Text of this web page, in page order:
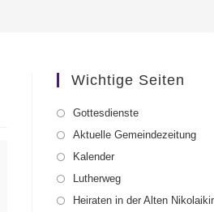
Wichtige Seiten
Gottesdienste
Aktuelle Gemeindezeitung
Kalender
Lutherweg
Heiraten in der Alten